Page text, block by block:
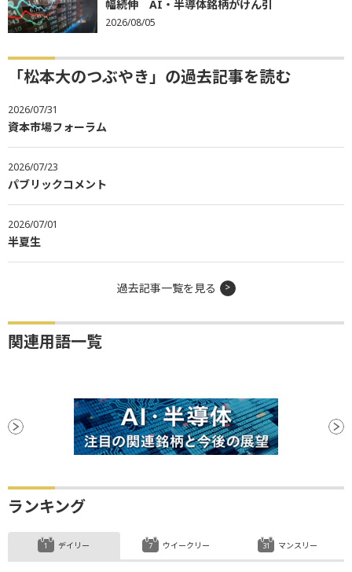
幅続伸 AI・半導体銘柄がけん引
2026/08/05
「松本大のつぶやき」の過去記事を読む
2026/07/31
資本市場フォーラム
2026/07/23
パブリックコメント
2026/07/01
半夏生
過去記事一覧を見る
関連用語一覧
ランキング
デイリー ウイークリー マンスリー